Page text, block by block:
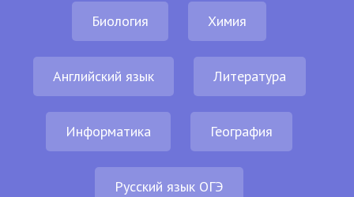
Биология Химия
Английский язык Литература
Информатика География
Русский язык ОГЭ